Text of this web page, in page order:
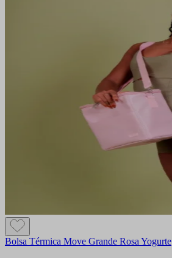
Bolsa Térmica Move Grande Rosa Yogurte